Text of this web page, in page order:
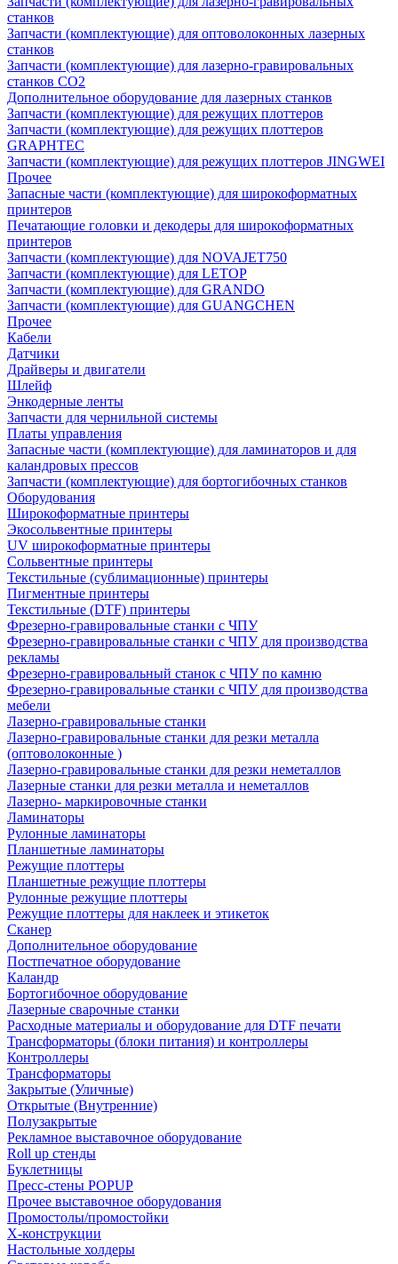
станков
Запчасти (комплектующие) для оптоволоконных лазерных
станков
Запчасти (комплектующие) для лазерно-гравировальных
станков CO2
Дополнительное оборудование для лазерных станков
Запчасти (комплектующие) для режущих плоттеров
Запчасти (комплектующие) для режущих плоттеров
GRAPHTEC
Запчасти (комплектующие) для режущих плоттеров JINGWEI
Прочее
Запасные части (комплектующие) для широкоформатных
принтеров
Печатающие головки и декодеры для широкоформатных
принтеров
Запчасти (комплектующие) для NOVAJET750
Запчасти (комплектующие) для LETOP
Запчасти (комплектующие) для GRANDO
Запчасти (комплектующие) для GUANGCHEN
Прочее
Кабели
Датчики
Драйверы и двигатели
Шлейф
Энкодерные ленты
Запчасти для чернильной системы
Платы управления
Запасные части (комплектующие) для ламинаторов и для
каландровых прессов
Запчасти (комплектующие) для бортогибочных станков
Оборудования
Широкоформатные принтеры
Экосольвентные принтеры
UV широкоформатные принтеры
Сольвентные принтеры
Текстильные (сублимационные) принтеры
Пигментные принтеры
Текстильные (DTF) принтеры
Фрезерно-гравировальные станки с ЧПУ
Фрезерно-гравировальные станки с ЧПУ для производства
рекламы
Фрезерно-гравировальный станок с ЧПУ по камню
Фрезерно-гравировальные станки с ЧПУ для производства
мебели
Лазерно-гравировальные станки
Лазерно-гравировальные станки для резки металла
(оптоволоконные )
Лазерно-гравировальные станки для резки неметаллов
Лазерные станки для резки металла и неметаллов
Лазерно- маркировочные станки
Ламинаторы
Рулонные ламинаторы
Планшетные ламинаторы
Режущие плоттеры
Планшетные режущие плоттеры
Рулонные режущие плоттеры
Режущие плоттеры для наклеек и этикеток
Сканер
Дополнительное оборудование
Постпечатное оборудование
Каландр
Бортогибочное оборудование
Лазерные сварочные станки
Расходные материалы и оборудование для DTF печати
Трансформаторы (блоки питания) и контроллеры
Контроллеры
Трансформаторы
Закрытые (Уличные)
Открытые (Внутренние)
Полузакрытые
Рекламное выставочное оборудование
Roll up стенды
Буклетницы
Пресс-стены POPUP
Прочее выставочное оборудования
Промостолы/промостойки
Х-конструкции
Настольные холдеры